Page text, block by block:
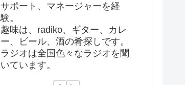
サポート、マネージャーを経
験。
趣味は、radiko、ギター、カレ
ー、ビール、酒の肴探しです。
ラジオは全国色々なラジオを聞
いています。